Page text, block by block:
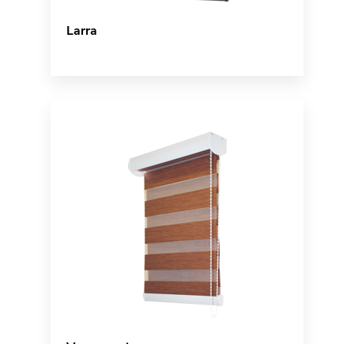
Larra